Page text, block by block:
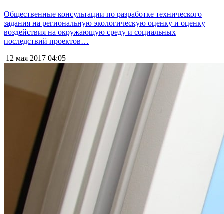
Общественные консультации по разработке технического
задания на региональную экологическую оценку и оценку
воздействия на окружающую среду и социальных
последствий проектов…
12 мая 2017 04:05